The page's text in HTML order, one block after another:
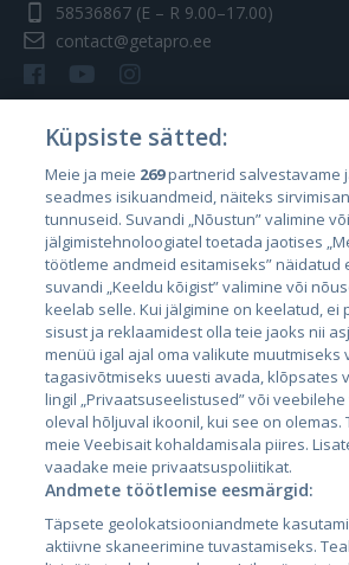
58536867 (E – R 9.00–17.00)
contact@getapro.ee
Riigid
Eesti
Läti
Leedu
City24.lv
City24.ee
CVbankas.lt
Kainos.lt
Küpsiste sätted:
Meie ja meie 269partnerid salvestavame
seadmes isikuandmeid, näiteks
tunnuseid. Suvandi „Nõustun” valimine
jälgimistehnoloogiatel toetada jaotises
töötleme andmeid esitamiseks” näidatud
suvandi „Keeldu kõigist” valimine või
keelab selle. Kui jälgimine on keelatud, ei
sisust ja reklaamidest olla teie jaoks nii
menüü igal ajal oma valikute muutmiseks
tagasivõtmiseks uuesti avada, klõpsates
lingil „Privaatsuseelistused” või
oleval hõljuval ikoonil, kui see on
meie Veebisait kohaldamisala piires.
vaadake meie privaatsuspoliitikat.
Andmete töötlemise eesmärgid:
Täpsete geolokatsiooniandmete
aktiivne skaneerimine tuvastamiseks.